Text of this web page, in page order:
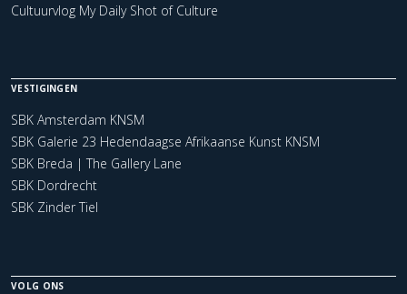
Cultuurvlog My Daily Shot of Culture
VESTIGINGEN
SBK Amsterdam KNSM
SBK Galerie 23 Hedendaagse Afrikaanse Kunst KNSM
SBK Breda | The Gallery Lane
SBK Dordrecht
SBK Zinder Tiel
VOLG ONS